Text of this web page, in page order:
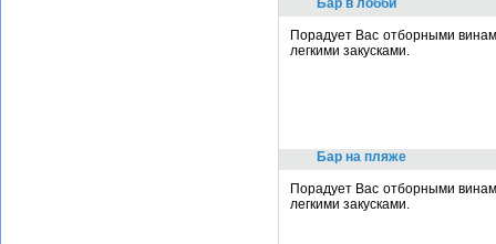
Бар в лобби
Порадует Вас отборными
легкими закусками.
Бар на пляже
Порадует Вас отборными
легкими закусками.